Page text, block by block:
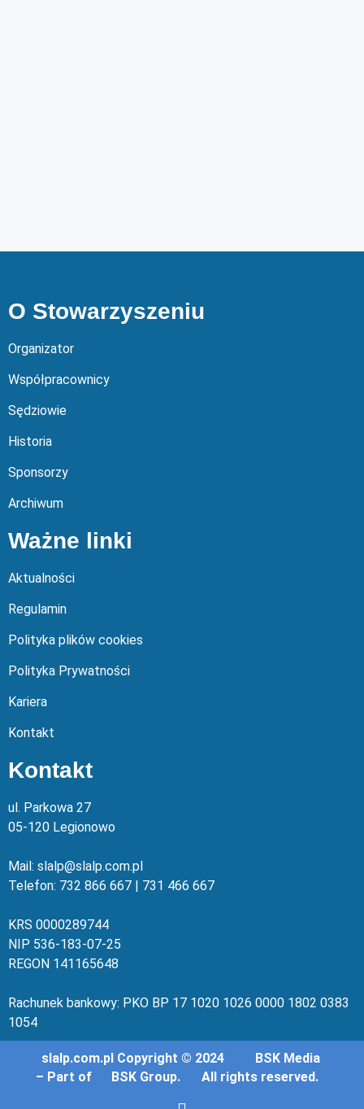
O Stowarzyszeniu
Organizator
Współpracownicy
Sędziowie
Historia
Sponsorzy
Archiwum
Ważne linki
Aktualności
Regulamin
Polityka plików cookies
Polityka Prywatności
Kariera
Kontakt
Kontakt
ul. Parkowa 27
05-120 Legionowo
Mail: slalp@slalp.com.pl
Telefon: 732 866 667 | 731 466 667
KRS 0000289744
NIP 536-183-07-25
REGON 141165648
Rachunek bankowy: PKO BP 17 1020 1026 0000 1802 0383
1054
slalp.com.pl Copyright © 2024
BSK Media
– Part of
BSK Group. All rights reserved.